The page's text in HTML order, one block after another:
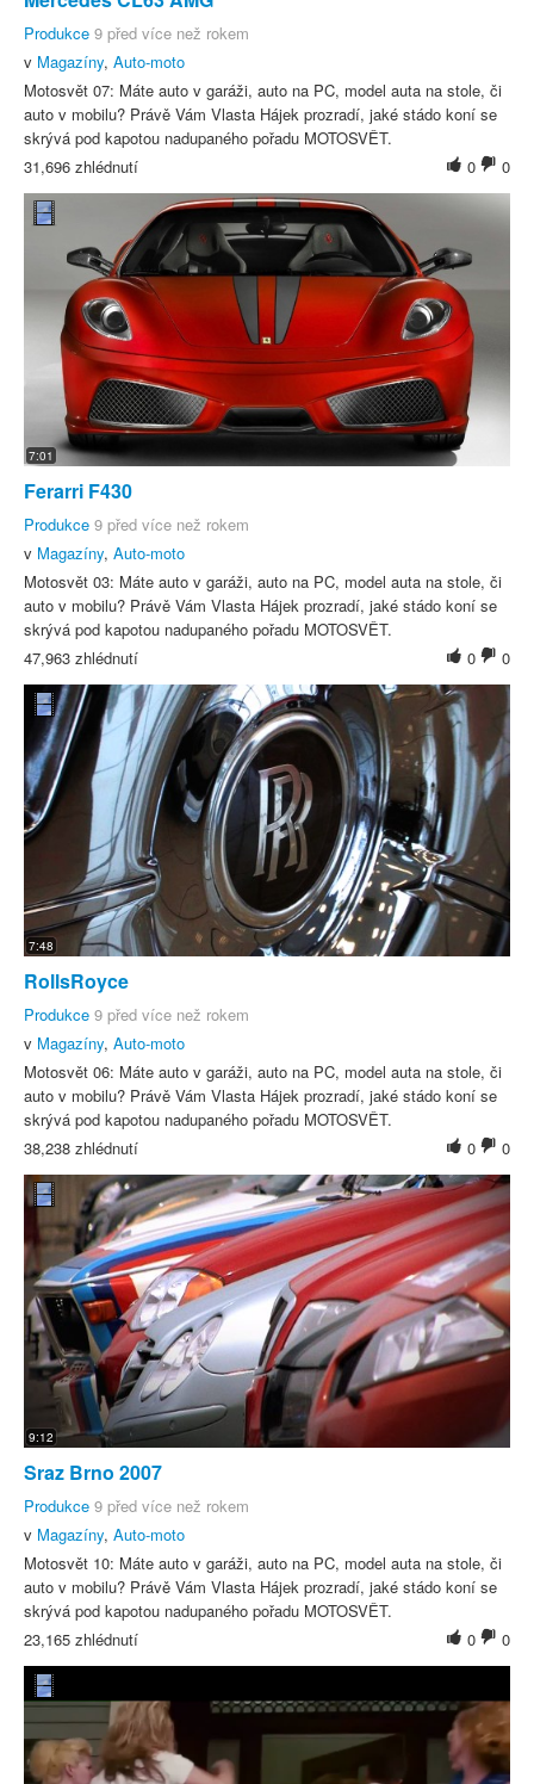
Produkce 9 před více než rokem
v Magazíny, Auto-moto
Motosvět 07: Máte auto v garáži, auto na PC, model auta na stole, či
auto v mobilu? Právě Vám Vlasta Hájek prozradí, jaké stádo koní se
skrývá pod kapotou nadupaného pořadu MOTOSVĚT.
0
0
31,696 zhlédnutí
7:01
Ferarri F430
Produkce 9 před více než rokem
v Magazíny, Auto-moto
Motosvět 03: Máte auto v garáži, auto na PC, model auta na stole, či
auto v mobilu? Právě Vám Vlasta Hájek prozradí, jaké stádo koní se
skrývá pod kapotou nadupaného pořadu MOTOSVĚT.
0
0
47,963 zhlédnutí
7:48
RollsRoyce
Produkce 9 před více než rokem
v Magazíny, Auto-moto
Motosvět 06: Máte auto v garáži, auto na PC, model auta na stole, či
auto v mobilu? Právě Vám Vlasta Hájek prozradí, jaké stádo koní se
skrývá pod kapotou nadupaného pořadu MOTOSVĚT.
0
0
38,238 zhlédnutí
9:12
Sraz Brno 2007
Produkce 9 před více než rokem
v Magazíny, Auto-moto
Motosvět 10: Máte auto v garáži, auto na PC, model auta na stole, či
auto v mobilu? Právě Vám Vlasta Hájek prozradí, jaké stádo koní se
skrývá pod kapotou nadupaného pořadu MOTOSVĚT.
0
0
23,165 zhlédnutí